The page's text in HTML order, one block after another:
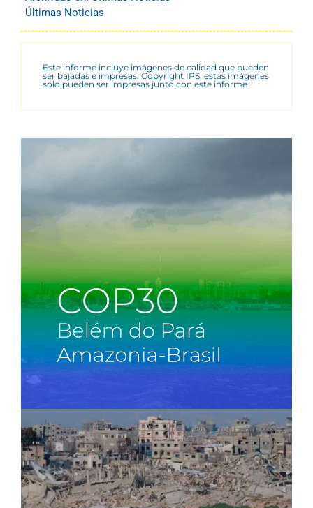
Últimas Noticias
Este informe incluye imágenes de calidad que pueden
ser bajadas e impresas. Copyright IPS, estas imágenes
sólo pueden ser impresas junto con este informe